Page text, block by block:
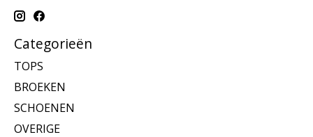
Categorieën
TOPS
BROEKEN
SCHOENEN
OVERIGE